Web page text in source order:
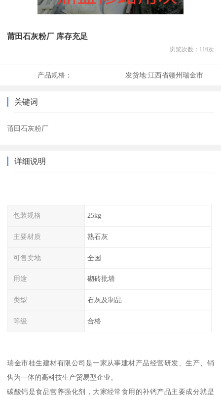
莆田石灰粉厂 库存充足
浏览次数： 116次
产品规格： 发货地:江西省赣州瑞金市
关键词
莆田石灰粉厂
详细说明
包装规格 25kg
主要材质 熟石灰
可售卖地 全国
用途 砌砖批墙
类型 石灰及制品
等级 合格
瑞金市桂生建材有限公司是一家从事建材产品经营研发、生产、销
售为一体的高科技生产贸易型企业。
碳酸钙是食品营养强化剂，大家经常食用的补钙产品主要成分就是